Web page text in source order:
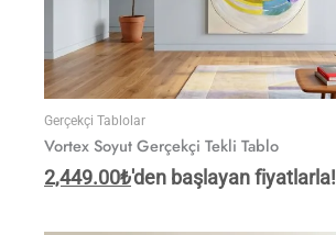
Gerçekçi Tablolar
Vortex Soyut Gerçekçi Tekli Tablo
2,449.00₺'den başlayan fiyatlarla!